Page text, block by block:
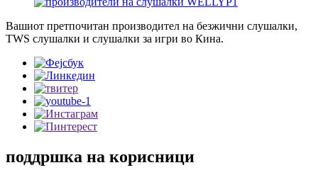
Вашиот претпочитан производител на безжични слушалки,
TWS слушалки и слушалки за игри во Кина.
поддршка на корисници